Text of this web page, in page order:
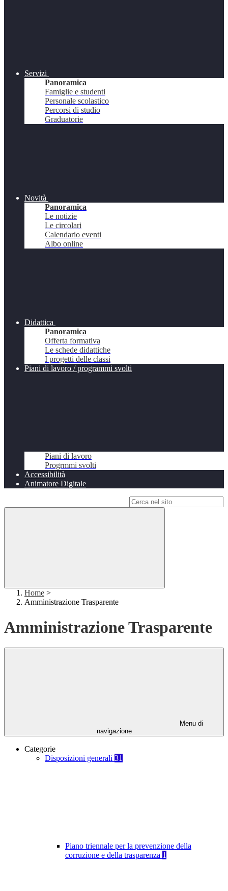
Servizi
Panoramica
Famiglie e studenti
Personale scolastico
Percorsi di studio
Graduatorie
Novità
Panoramica
Le notizie
Le circolari
Calendario eventi
Albo online
Didattica
Panoramica
Offerta formativa
Le schede didattiche
I progetti delle classi
Piani di lavoro / programmi svolti
Piani di lavoro
Progrmmi svolti
Accessibilità
Animatore Digitale
Home >
Amministrazione Trasparente
Amministrazione Trasparente
Menu di
navigazione
Categorie
Disposizioni generali 31
Piano triennale per la prevenzione della
corruzione e della trasparenza 1